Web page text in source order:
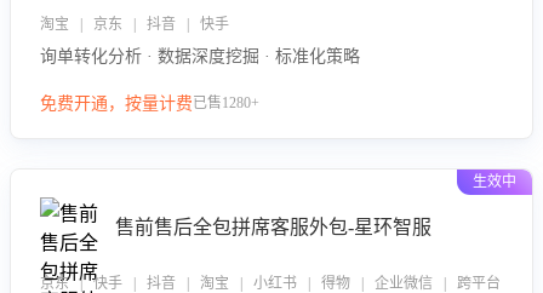
淘宝 | 京东 | 抖音 | 快手
询单转化分析 · 数据深度挖掘 · 标准化策略
免费开通，按量计费已售1280+
生效中
售前售后全包拼席客服外包-星环智服
京东 | 快手 | 抖音 | 淘宝 | 小红书 | 得物 | 企业微信 | 跨平台